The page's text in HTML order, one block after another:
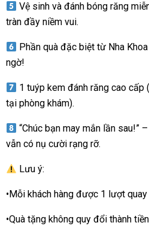
Vệ sinh và đánh bóng răng
tràn đầy niềm vui.
Phần quà đặc biệt từ Nha
ngờ!
1 tuýp kem đánh răng cao
tại phòng khám).
“Chúc bạn may mắn lần sau!”
vẫn có nụ cười rạng rỡ.
Lưu ý:
•Mỗi khách hàng được 1 lượt
•Quà tặng không quy đổi thành